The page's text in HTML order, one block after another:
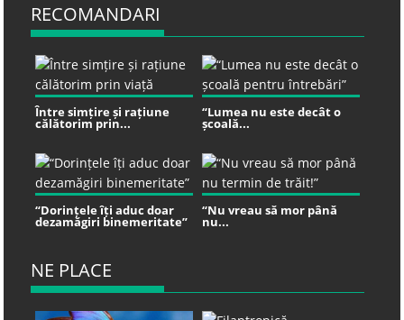
RECOMANDARI
Între simțire și rațiune
călătorim prin...
“Lumea nu este decât o
școală...
“Dorințele îți aduc doar
dezamăgiri binemeritate”
“Nu vreau să mor până
nu...
NE PLACE